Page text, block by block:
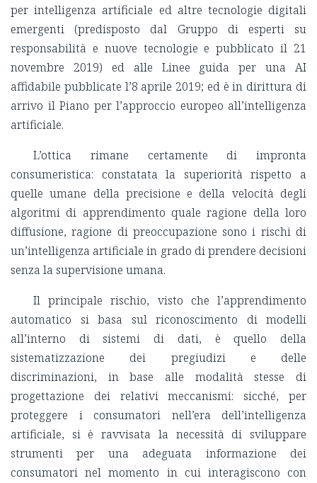
per intelligenza artificiale ed altre tecnologie digitali
emergenti (predisposto dal Gruppo di esperti su
responsabilità e nuove tecnologie e pubblicato il 21
novembre 2019) ed alle Linee guida per una AI
affidabile pubblicate l’8 aprile 2019; ed è in dirittura di
arrivo il Piano per l’approccio europeo all’intelligenza
artificiale.
L’ottica rimane certamente di impronta
consumeristica: constatata la superiorità rispetto a
quelle umane della precisione e della velocità degli
algoritmi di apprendimento quale ragione della loro
diffusione, ragione di preoccupazione sono i rischi di
un’intelligenza artificiale in grado di prendere decisioni
senza la supervisione umana.
Il principale rischio, visto che l’apprendimento
automatico si basa sul riconoscimento di modelli
all’interno di sistemi di dati, è quello della
sistematizzazione dei pregiudizi e delle
discriminazioni, in base alle modalità stesse di
progettazione dei relativi meccanismi: sicché, per
proteggere i consumatori nell’era dell’intelligenza
artificiale, si è ravvisata la necessità di sviluppare
strumenti per una adeguata informazione dei
consumatori nel momento in cui interagiscono con